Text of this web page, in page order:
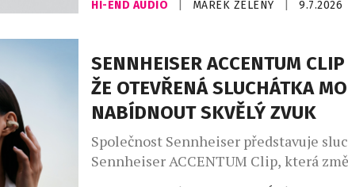
do hravé produktové řady (a) značky
vlastní osobnosti. Novinka, inspirovaná
hudby a sebevyjádřením, přichází s
paletou barev – vedle černé, bílé a
HI-END AUDIO MAREK ZELENÝ 9.7.2026
SENNHEISER ACCENTUM CLIP
ŽE OTEVŘENÁ SLUCHÁTKA
NABÍDNOUT SKVĚLÝ ZVUK
Společnost Sennheiser představuje
Sennheiser ACCENTUM Clip, která
od populární kategorie plně